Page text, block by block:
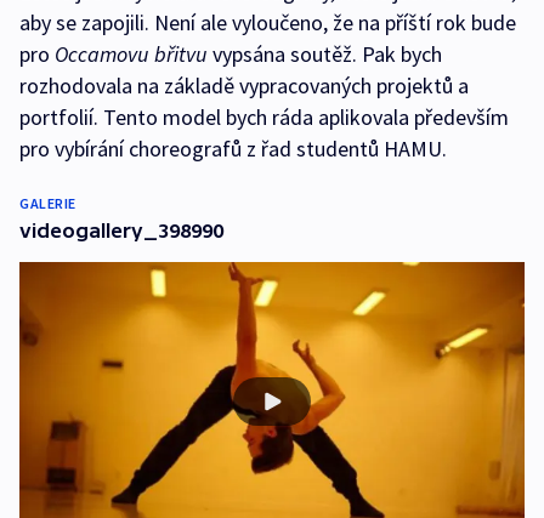
aby se zapojili. Není ale vyloučeno, že na příští rok bude
pro Occamovu břitvu vypsána soutěž. Pak bych
rozhodovala na základě vypracovaných projektů a
portfolií. Tento model bych ráda aplikovala především
pro vybírání choreografů z řad studentů HAMU.
GALERIE
videogallery_398990